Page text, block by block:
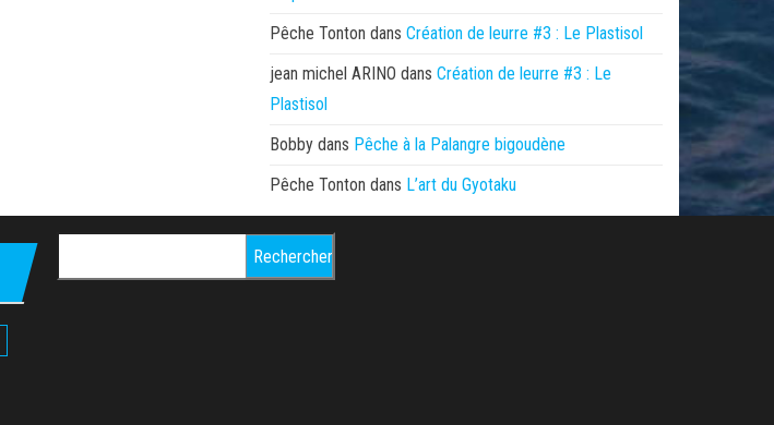
Pêche Tonton dans Création de leurre #3 : Le Plastisol
jean michel ARINO dans Création de leurre #3 : Le
Plastisol
Bobby dans Pêche à la Palangre bigoudène
Pêche Tonton dans L’art du Gyotaku